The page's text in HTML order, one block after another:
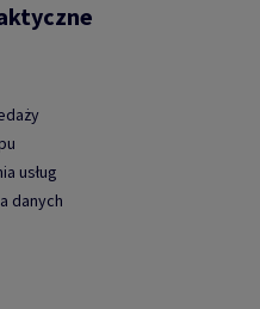
usług
danych